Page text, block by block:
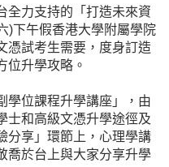
全力支持的「打造未來資
)下午假香港大學附屬學院
憑試考生需要，度身訂造
位升學攻略。
學位課程升學講座」，由
士和高級文憑升學途徑及
分享」環節上，心理學講
喬於台上與大家分享升學